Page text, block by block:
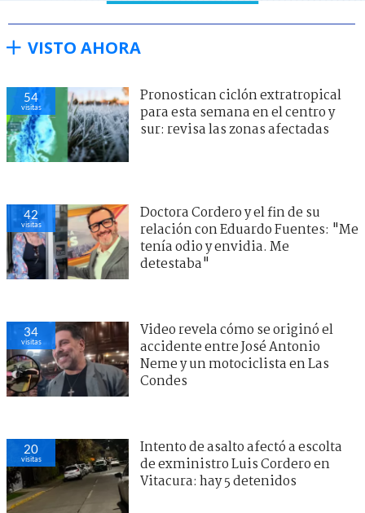
VISTO AHORA
54
visitas
Pronostican ciclón extratropical
para esta semana en el centro y
sur: revisa las zonas afectadas
42
visitas
Doctora Cordero y el fin de su
relación con Eduardo Fuentes: "Me
tenía odio y envidia. Me
detestaba"
34
visitas
Video revela cómo se originó el
accidente entre José Antonio
Neme y un motociclista en Las
Condes
20
visitas
Intento de asalto afectó a escolta
de exministro Luis Cordero en
Vitacura: hay 5 detenidos